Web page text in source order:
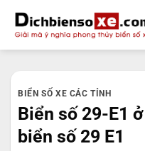
qua
nội
BIỂN SỐ XE CÁC TỈNH
Biển số 29-E1
biển số 29 E1